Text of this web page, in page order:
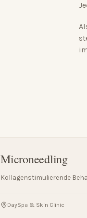
Microneedling
Kollagenstimulierende
DaySpa & Skin Clinic